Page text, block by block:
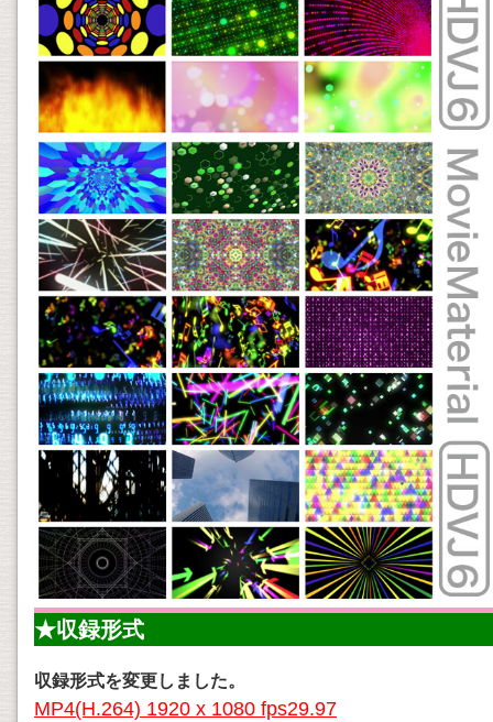
★収録形式
収録形式を変更しました。
MP4(H.264) 1920 x 1080 fps29.97